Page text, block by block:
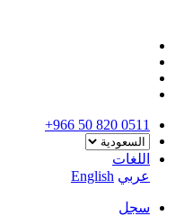
+966 50 820 0511
اللغات
عربي English
سجل